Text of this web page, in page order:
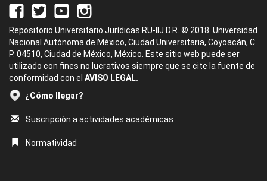
Repositorio Universitario Jurídicas RU-IIJ D.R. © 2018. Universidad
Nacional Autónoma de México, Ciudad Universitaria, Coyoacán, C.
P. 04510, Ciudad de México, México. Este sitio web puede ser
utilizado con fines no lucrativos siempre que se cite la fuente de
conformidad con el AVISO LEGAL.
¿Cómo llegar?
Suscripción a actividades académicas
Normatividad